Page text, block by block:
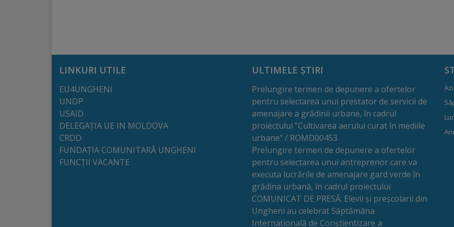
marcante
Sportivi
performanță
Orașul
LINKURI UTILE
EU4UNGHENI
UNDP
USAID
DELEGAȚIA UE IN MOLDOVA
CRDD
FUNDAȚIA COMUNITARĂ UNGHENI
FUNCȚII VACANTE
ULTIMELE ȘTIRI
Prelungire termen de depunere a ofertelor
pentru selectarea unui prestator de servicii de
amenajare a grădinii urbane, în cadrul
proiectului ”Cultivarea aerului curat în mediile
urbane” / ROMD00453
Prelungire termen de depunere a ofertelor
pentru selectarea unui antreprenor care va
executa lucrările de amenajare gard verde în
grădina urbană, în cadrul proiectului
COMUNICAT DE PRESĂ: Elevii și preșcolarii din
Ungheni au celebrat Săptămâna
Internațională de Conștientizare a